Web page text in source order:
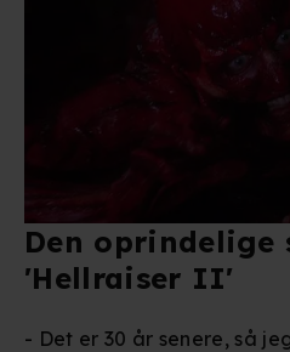
Den oprindelige
'Hellraiser II'
- Det er 30 år senere, så